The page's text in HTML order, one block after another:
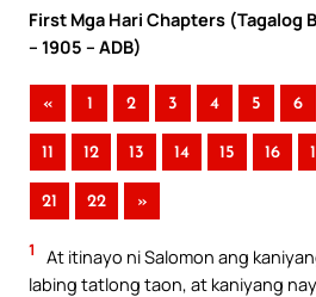
First Mga Hari Chapters (Tagalog
– 1905 – ADB)
« 1 2 3 4 5 6
11 12 13 14 15 16
21 22 »
1
At itinayo ni Salomon ang
labing tatlong taon, at kaniyang